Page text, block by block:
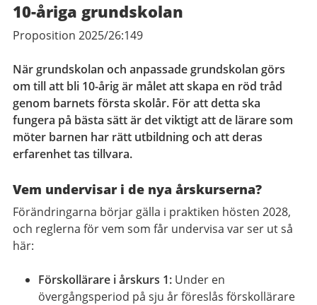
10-åriga grundskolan
Proposition 2025/26:149
När grundskolan och anpassade grundskolan görs
om till att bli 10-årig är målet att skapa en röd tråd
genom barnets första skolår. För att detta ska
fungera på bästa sätt är det viktigt att de lärare som
möter barnen har rätt utbildning och att deras
erfarenhet tas tillvara.
Vem undervisar i de nya årskurserna?
Förändringarna börjar gälla i praktiken hösten 2028,
och reglerna för vem som får undervisa var ser ut så
här:
Förskollärare i årskurs 1: Under en
övergångsperiod på sju år föreslås förskollärare